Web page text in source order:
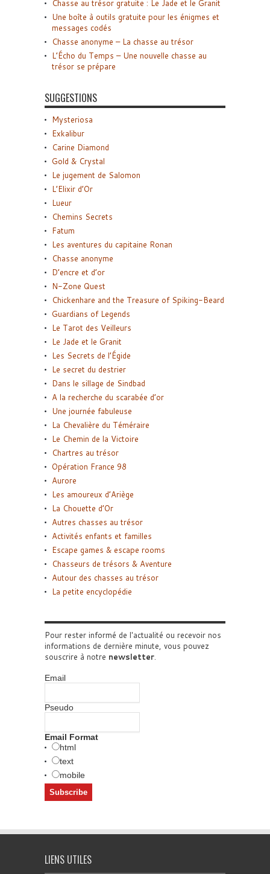
Chasse au trésor gratuite : Le Jade et le Granit
Une boîte à outils gratuite pour les énigmes et
messages codés
Chasse anonyme – La chasse au trésor
L’Écho du Temps – Une nouvelle chasse au
trésor se prépare
SUGGESTIONS
Mysteriosa
Exkalibur
Carine Diamond
Gold & Crystal
Le jugement de Salomon
L’Elixir d’Or
Lueur
Chemins Secrets
Fatum
Les aventures du capitaine Ronan
Chasse anonyme
D’encre et d’or
N-Zone Quest
Chickenhare and the Treasure of Spiking-Beard
Guardians of Legends
Le Tarot des Veilleurs
Le Jade et le Granit
Les Secrets de l’Égide
Le secret du destrier
Dans le sillage de Sindbad
A la recherche du scarabée d’or
Une journée fabuleuse
La Chevalière du Téméraire
Le Chemin de la Victoire
Chartres au trésor
Opération France 98
Aurore
Les amoureux d’Ariège
La Chouette d’Or
Autres chasses au trésor
Activités enfants et familles
Escape games & escape rooms
Chasseurs de trésors & Aventure
Autour des chasses au trésor
La petite encyclopédie
Pour rester informé de l'actualité ou recevoir nos
informations de dernière minute, vous pouvez
souscrire à notre newsletter.
Email
Pseudo
Email Format
html
text
mobile
LIENS UTILES